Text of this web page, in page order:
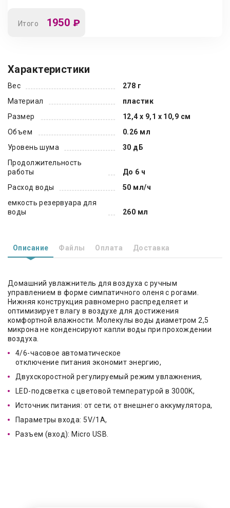
Итого 1950 ₽
Характеристики
Вес
278 г
Материал
пластик
Размер
12,4 х 9,1 х 10,9 см
Объем
0.26 мл
Уровень шума
30 дБ
Продолжительность
работы
До 6 ч
Расход воды
50 мл/ч
емкость резервуара для
воды
260 мл
Описание Файлы Оплата Доставка
Домашний увлажнитель для воздуха с ручным
управлением в форме симпатичного оленя с рогами.
Нижняя конструкция равномерно распределяет и
оптимизирует влагу в воздухе для достижения
комфортной влажности. Молекулы воды диаметром 2,5
микрона не конденсируют капли воды при прохождении
воздуха.
4/6-часовое автоматическое
отключение питания экономит энергию,
Двухскоростной регулируемый режим увлажнения,
LED-подсветка с цветовой температурой в 3000K,
Источник питания: от сети; от внешнего аккумулятора,
Параметры входа: 5V/1A,
Разъем (вход): Micro USB.